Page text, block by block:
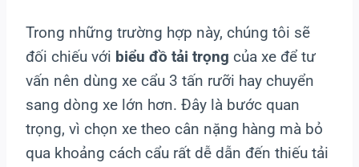
Trong những trường hợp này, chúng tôi sẽ
đối chiếu với biểu đồ tải trọng của xe để tư
vấn nên dùng xe cẩu 3 tấn rưỡi hay chuyển
sang dòng xe lớn hơn. Đây là bước quan
trọng, vì chọn xe theo cân nặng hàng mà bỏ
qua khoảng cách cẩu rất dễ dẫn đến thiếu tải